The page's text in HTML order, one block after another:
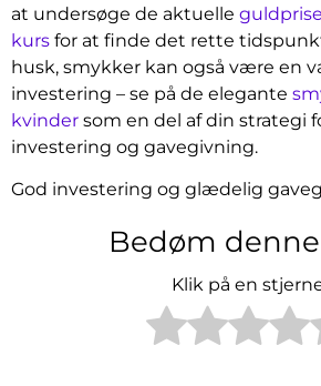
at undersøge de aktuelle
kurs for at finde det rette
husk, smykker kan også være en
investering – se på de elegante
kvinder som en del af din strategi
investering og gavegivning.
God investering og glædelig
Bedøm
Klik på en